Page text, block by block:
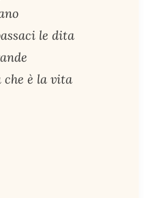
le dita
che è la vita